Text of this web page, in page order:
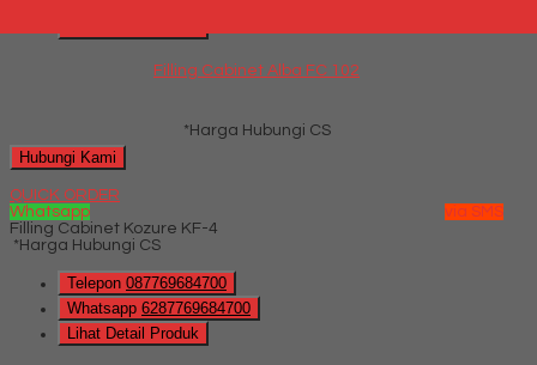
Filling Cabinet Alba FC 102
*Harga Hubungi CS
Hubungi Kami
QUICK ORDER
Whatsapp
via SMS
Filling Cabinet Kozure KF-4
*Harga Hubungi CS
Telepon 087769684700
Whatsapp 6287769684700
Lihat Detail Produk